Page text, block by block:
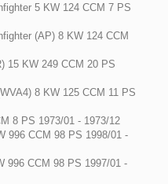
5 KW 124 CCM 7 PS
(AP) 8 KW 124 CCM
15 KW 249 CCM 20 PS
8 KW 125 CCM 11 PS
8 PS 1973/01 - 1973/12
996 CCM 98 PS 1998/01 -
996 CCM 98 PS 1997/01 -